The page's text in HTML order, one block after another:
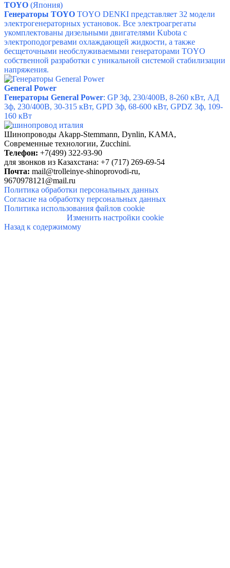
TOYO (Япония)
Генераторы TOYO TOYO DENKI представляет 32 модели
электрогенераторных установок. Все электроагрегаты
укомплектованы дизельными двигателями Kubota с
электроподогревами охлаждающей жидкости, а также
бесщеточными необслуживаемыми генераторами TOYO
собственной разработки с уникальной системой стабилизации
напряжения.
General Power
Генераторы General Power: GP 3ф, 230/400В, 8-260 кВт, АД
3ф, 230/400В, 30-315 кВт, GPD 3ф, 68-600 кВт, GPDZ 3ф, 109-
160 кВт
Шинопроводы Akapp-Stemmann, Dynlin, KAMA,
Современные технологии, Zucchini.
Телефон: +7(499) 322-93-90
для звонков из Казахстана: +7 (717) 269-69-54
Почта: mail@trolleinye-shinoprovodi-ru,
9670978121@mail.ru
Политика обработки персональных данных
Согласие на обработку персональных данных
Политика использования файлов cookie
Изменить настройки cookie
Назад к содержимому